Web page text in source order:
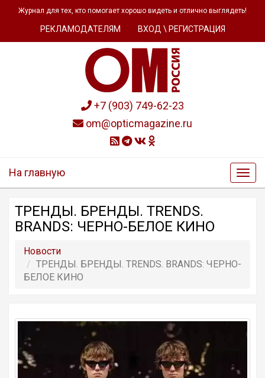
Журнал для тех, кто помогает хорошо видеть и отлично выглядеть!
РЕКЛАМОДАТЕЛЯМ ВХОД \ РЕГИСТРАЦИЯ
+7 (903) 749-62-23
om@opticmagazine.ru
На главную
ТРЕНДЫ. БРЕНДЫ. TRENDS.
BRANDS: ЧЕРНО-БЕЛОЕ КИНО
Новости
ТРЕНДЫ. БРЕНДЫ. TRENDS. BRANDS: ЧЕРНО-
БЕЛОЕ КИНО